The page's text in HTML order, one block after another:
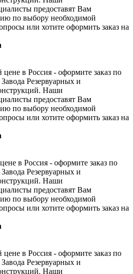
предоставят Вам
по выбору необходимой
или хотите оформить заказ на
в Россия - оформите заказ по
Резервуарных и
Наши
предоставят Вам
по выбору необходимой
или хотите оформить заказ на
в Россия - оформите заказ по
Резервуарных и
Наши
предоставят Вам
по выбору необходимой
или хотите оформить заказ на
в Россия - оформите заказ по
Резервуарных и
Наши